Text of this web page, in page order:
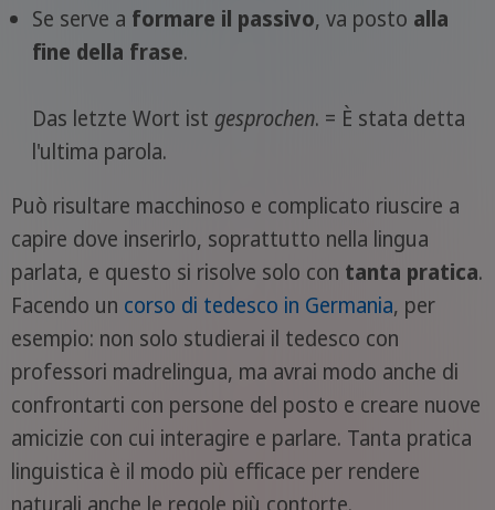
Se serve a formare il passivo, va posto alla
fine della frase.
Das letzte Wort ist gesprochen. = È stata detta
l'ultima parola.
Può risultare macchinoso e complicato riuscire a
capire dove inserirlo, soprattutto nella lingua
parlata, e questo si risolve solo con tanta pratica.
Facendo un corso di tedesco in Germania, per
esempio: non solo studierai il tedesco con
professori madrelingua, ma avrai modo anche di
confrontarti con persone del posto e creare nuove
amicizie con cui interagire e parlare. Tanta pratica
linguistica è il modo più efficace per rendere